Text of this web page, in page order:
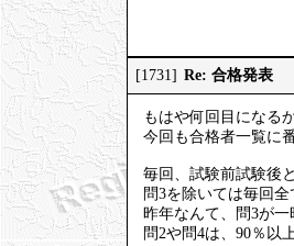
[1731] Re: 合格発表
もはや何回目になる
今回も合格者一覧に
毎回、試験前試験後
問3を除いては毎回全
昨年なんて、問3が
問2や問4は、90％以